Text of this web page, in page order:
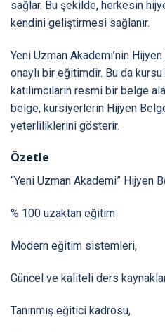
sağlar. Bu şekilde, herkesin
kendini geliştirmesi sağlanır.
Yeni Uzman Akademi’nin
onaylı bir eğitimdir. Bu da
katılımcıların resmi bir belge
belge, kursiyerlerin Hijyen
yeterliliklerini gösterir.
Özetle
“Yeni Uzman Akademi” Hijyen
% 100 uzaktan eğitim
Modern eğitim sistemleri,
Güncel ve kaliteli ders
Tanınmış eğitici kadrosu,